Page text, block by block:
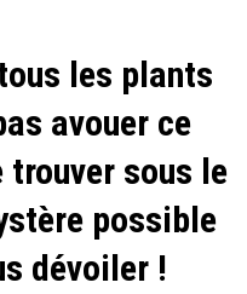
CADEAUX
GREEN
TOI
ET
PLANTES
les plants
avouer ce
trouver sous le
possible
dévoiler !